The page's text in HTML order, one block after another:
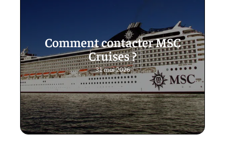
Comment contacter MSC
Cruises ?
31 mai 2026